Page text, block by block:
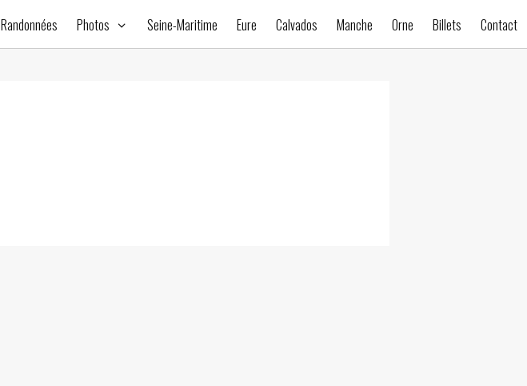
Randonnées Photos Seine-Maritime Eure Calvados Manche Orne Billets Contact